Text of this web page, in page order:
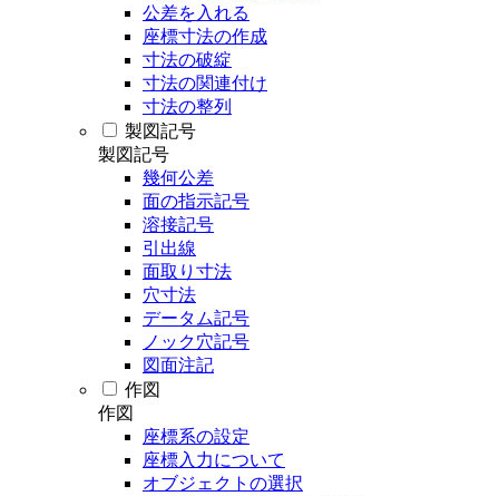
公差を入れる
座標寸法の作成
寸法の破綻
寸法の関連付け
寸法の整列
製図記号
製図記号
幾何公差
面の指示記号
溶接記号
引出線
面取り寸法
穴寸法
データム記号
ノック穴記号
図面注記
作図
作図
座標系の設定
座標入力について
オブジェクトの選択